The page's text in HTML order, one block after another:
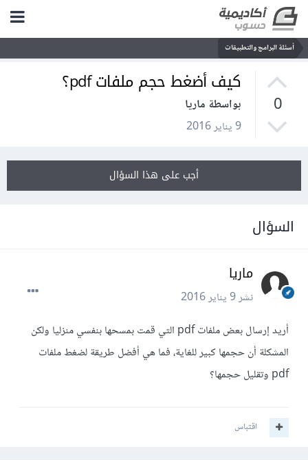
أسئلة البرامج والتطبيقات
0
كيف أضغط حجم ملفات pdf؟
بواسطة ماريا
9 يناير 2016
أجب على هذا السؤال
السؤال
ماريا
نشر9 يناير 2016
أريد إرسال بعض ملفات pdf التي قمت بمسحها بنفسي منزليا ولكن
المشكلة أن حجمها كبير للغاية، فما هي أفضل طريقة لضغط ملفات
pdf وتقليل حجمها؟
اقتباس